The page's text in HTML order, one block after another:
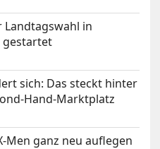
Landtagswahl in
gestartet
sich: Das steckt hinter
Hand-Marktplatz
Men ganz neu auflegen